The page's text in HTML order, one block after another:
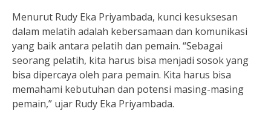
Menurut Rudy Eka Priyambada, kunci kesuksesan
dalam melatih adalah kebersamaan dan komunikasi
yang baik antara pelatih dan pemain. “Sebagai
seorang pelatih, kita harus bisa menjadi sosok yang
bisa dipercaya oleh para pemain. Kita harus bisa
memahami kebutuhan dan potensi masing-masing
pemain,” ujar Rudy Eka Priyambada.